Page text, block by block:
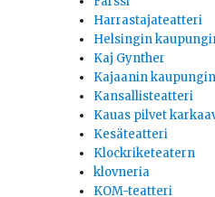
Harrastajateatteri
Helsingin
Kaj Gynther
Kajaanin
Kansallisteatteri
Kauas pilvet
Kesäteatteri
Klockriketeatern
klovneria
KOM-teatteri